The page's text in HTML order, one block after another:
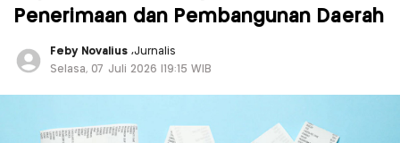
Penerimaan dan Pembangunan Daerah
Feby Novalius ,Jurnalis
Selasa, 07 Juli 2026 |19:15 WIB